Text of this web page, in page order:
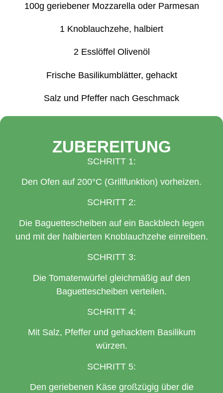
100g geriebener Mozzarella oder Parmesan
1 Knoblauchzehe, halbiert
2 Esslöffel Olivenöl
Frische Basilikumblätter, gehackt
Salz und Pfeffer nach Geschmack
ZUBEREITUNG
SCHRITT 1:
Den Ofen auf 200°C (Grillfunktion) vorheizen.
SCHRITT 2:
Die Baguettescheiben auf ein Backblech legen
und mit der halbierten Knoblauchzehe einreiben.
SCHRITT 3:
Die Tomatenwürfel gleichmäßig auf den
Baguettescheiben verteilen.
SCHRITT 4:
Mit Salz, Pfeffer und gehacktem Basilikum
würzen.
SCHRITT 5:
Den geriebenen Käse großzügig über die